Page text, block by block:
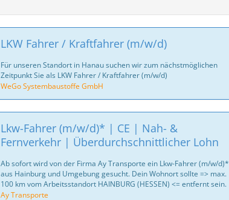
LKW Fahrer / Kraftfahrer (m/w/d)
Für unseren Standort in Hanau suchen wir zum nächstmöglichen
Zeitpunkt Sie als LKW Fahrer / Kraftfahrer (m/w/d)
WeGo Systembaustoffe GmbH
Lkw-Fahrer (m/w/d)* | CE | Nah- &
Fernverkehr | Überdurchschnittlicher Lohn
Ab sofort wird von der Firma Ay Transporte ein Lkw-Fahrer (m/w/d)*
aus Hainburg und Umgebung gesucht. Dein Wohnort sollte => max.
100 km vom Arbeitsstandort HAINBURG (HESSEN) <= entfernt sein.
Ay Transporte